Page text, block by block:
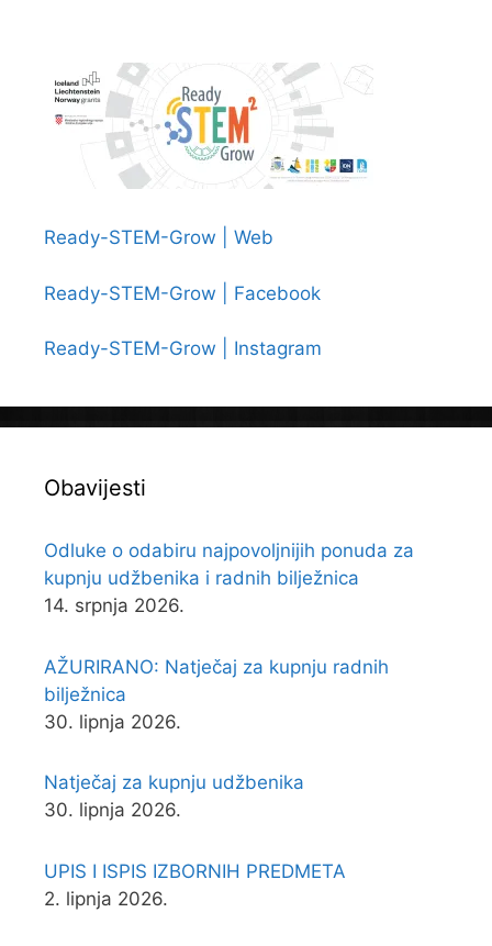
u
Zagrebu
Ready-STEM-Grow | Web
Ready-STEM-Grow | Facebook
Ready-STEM-Grow | Instagram
Obavijesti
Odluke o odabiru najpovoljnijih ponuda za
kupnju udžbenika i radnih bilježnica
14. srpnja 2026.
AŽURIRANO: Natječaj za kupnju radnih
bilježnica
30. lipnja 2026.
Natječaj za kupnju udžbenika
30. lipnja 2026.
UPIS I ISPIS IZBORNIH PREDMETA
2. lipnja 2026.